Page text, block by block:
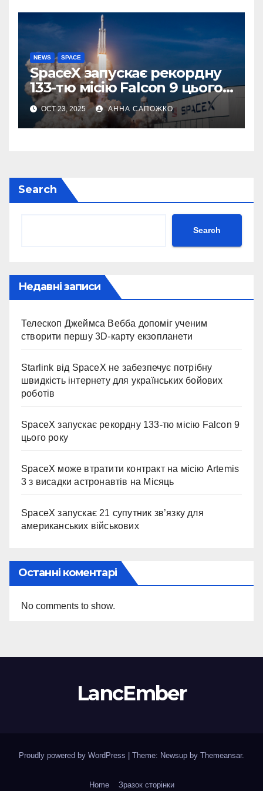
NEWS SPACE
SpaceX запускає рекордну
133-тю місію Falcon 9 цього
року
OCT 23, 2025 АННА САПОЖКО
Search
Search
Недавні записи
Телескоп Джеймса Вебба допоміг ученим
створити першу 3D-карту екзопланети
Starlink від SpaceX не забезпечує потрібну
швидкість інтернету для українських бойових
роботів
SpaceX запускає рекордну 133-тю місію Falcon 9
цього року
SpaceX може втратити контракт на місію Artemis
3 з висадки астронавтів на Місяць
SpaceX запускає 21 супутник зв’язку для
американських військових
Останні коментарі
No comments to show.
LancEmber
Proudly powered by WordPress | Theme: Newsup by Themeansar.
Home Зразок сторінки